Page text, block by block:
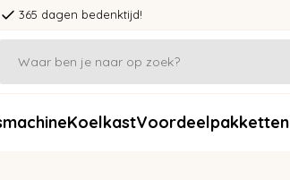
365 dagen bedenktijd!
KoelkastVoordeelpakketten